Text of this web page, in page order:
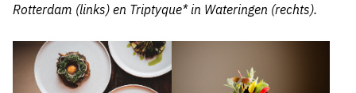
Rotterdam (links) en Triptyque* in Wateringen (rechts).